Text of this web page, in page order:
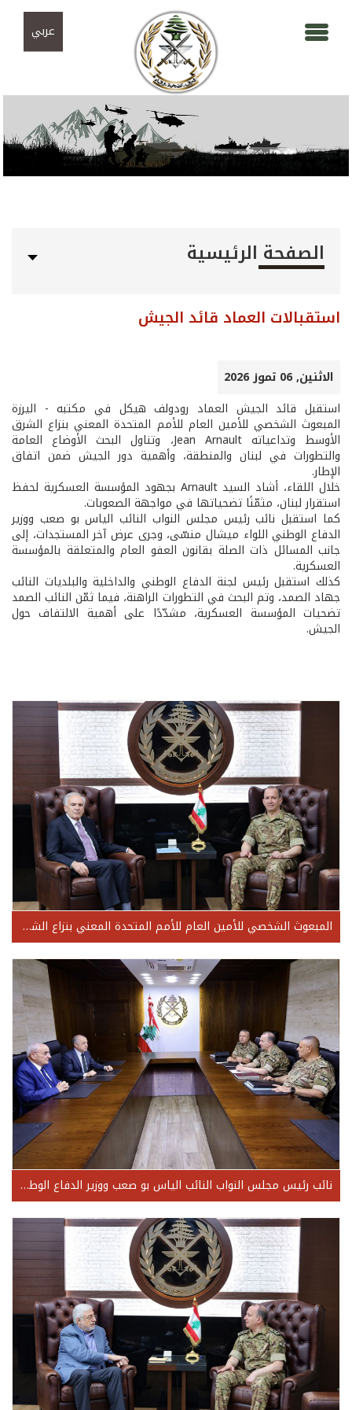
عربي
الصفحة الرئيسية
استقبالات العماد قائد الجيش
الاثنين, 06 تموز 2026
استقبل قائد الجيش العماد رودولف هيكل في مكتبه - اليرزة
المبعوث الشخصي للأمين العام للأمم المتحدة المعني بنزاع الشرق
الأوسط وتداعياته Jean Arnault، وتناول البحث الأوضاع العامة
والتطورات في لبنان والمنطقة، وأهمية دور الجيش ضمن اتفاق
الإطار.
خلال اللقاء، أشاد السيد Arnault بجهود المؤسسة العسكرية لحفظ
استقرار لبنان، مثمّنًا تضحياتها في مواجهة الصعوبات.
كما استقبل نائب رئيس مجلس النواب النائب الياس بو صعب ووزير
الدفاع الوطني اللواء ميشال منسّى، وجرى عرض آخر المستجدات، إلى
جانب المسائل ذات الصلة بقانون العفو العام والمتعلقة بالمؤسسة
العسكرية.
كذلك استقبل رئيس لجنة الدفاع الوطني والداخلية والبلديات النائب
جهاد الصمد، وتم البحث في التطورات الراهنة، فيما ثمّن النائب الصمد
تضحيات المؤسسة العسكرية، مشدّدًا على أهمية الالتفاف حول
الجيش.
المبعوث الشخصي للأمين العام للأمم المتحدة المعني بنزاع الشرق الأوسط وتداعياته Jean Arnault
نائب رئيس مجلس النواب النائب الياس بو صعب ووزير الدفاع الوطني اللواء ميشال منسّى